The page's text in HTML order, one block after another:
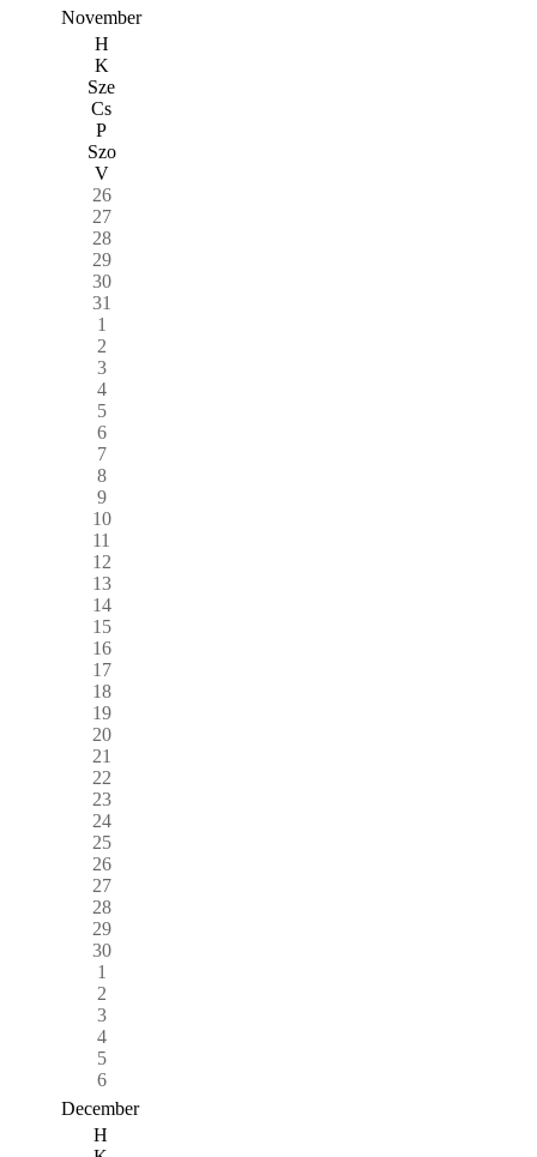
November
H
K
Sze
Cs
P
Szo
V
26
27
28
29
30
31
1
2
3
4
5
6
7
8
9
10
11
12
13
14
15
16
17
18
19
20
21
22
23
24
25
26
27
28
29
30
1
2
3
4
5
6
December
H